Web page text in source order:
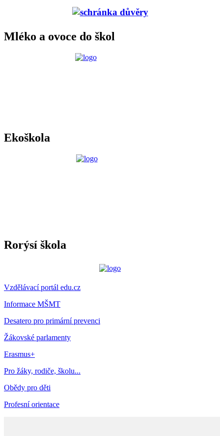
Mléko a ovoce do škol
Ekoškola
Rorýsí škola
Vzdělávací portál edu.cz
Informace MŠMT
Desatero pro primární prevenci
Žákovské parlamenty
Erasmus+
Pro žáky, rodiče, školu...
Obědy pro děti
Profesní orientace